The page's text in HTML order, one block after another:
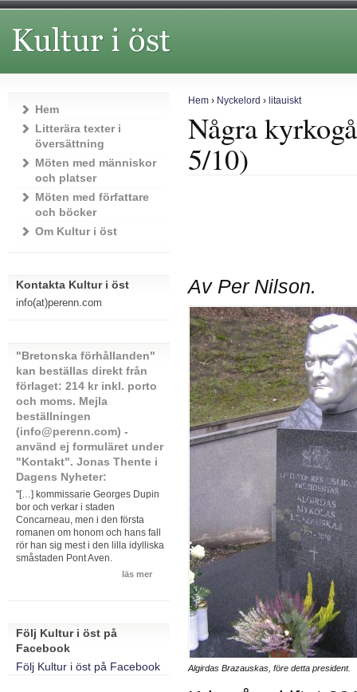
Hem› Nyckelord › litauiskt
Några
5/10)
Av Per Nilson.
Algirdas Brazauskas, före detta president.
Hem
Litterära texter i
översättning
Möten med människor
och platser
Möten med författare
och böcker
Om Kultur i öst
Kontakta Kultur i öst
info(at)perenn.com
"Bretonska förhållanden"
kan beställas direkt från
förlaget: 214 kr inkl. porto
och moms. Mejla
beställningen
(info@perenn.com) -
använd ej formuläret under
"Kontakt". Jonas Thente i
Dagens Nyheter:
"[…] kommissarie Georges Dupin
bor och verkar i staden
Concarneau, men i den första
romanen om honom och hans fall
rör han sig mest i den lilla idylliska
småstaden Pont Aven.
läs mer
Följ Kultur i öst på
Facebook
Följ Kultur i öst på Facebook